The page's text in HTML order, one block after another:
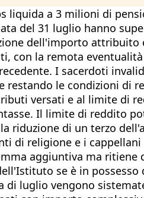
liquida a 3 milioni di
del 31 luglio hanno
dell'importo
con la remota
I sacerdoti
restando le condizioni di
versati e al limite di
Il limite di reddito
riduzione di un terzo
di religione e i
aggiuntiva ma
se è in possesso
luglio vengono